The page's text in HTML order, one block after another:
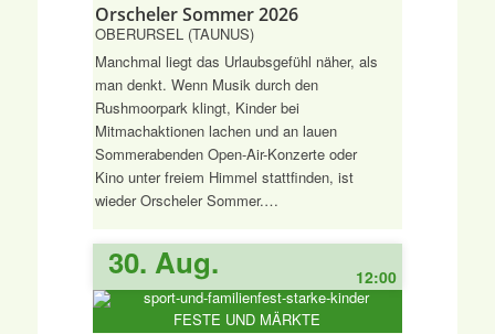
Orscheler Sommer 2026
OBERURSEL (TAUNUS)
Manchmal liegt das Urlaubsgefühl näher, als
man denkt. Wenn Musik durch den
Rushmoorpark klingt, Kinder bei
Mitmachaktionen lachen und an lauen
Sommerabenden Open-Air-Konzerte oder
Kino unter freiem Himmel stattfinden, ist
wieder Orscheler Sommer.…
30. Aug. 12:00
FESTE UND MÄRKTE